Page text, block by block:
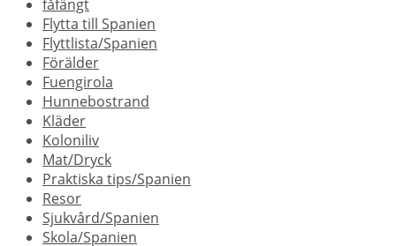
fåfängt
Flytta till Spanien
Flyttlista/Spanien
Förälder
Fuengirola
Hunnebostrand
Kläder
Koloniliv
Mat/Dryck
Praktiska tips/Spanien
Resor
Sjukvård/Spanien
Skola/Spanien